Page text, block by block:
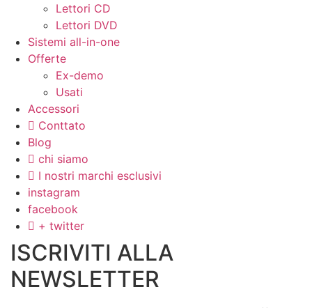
Lettori CD
Lettori DVD
Sistemi all-in-one
Offerte
Ex-demo
Usati
Accessori
Conttato
Blog
chi siamo
I nostri marchi esclusivi
instagram
facebook
+ twitter
ISCRIVITI ALLA
NEWSLETTER